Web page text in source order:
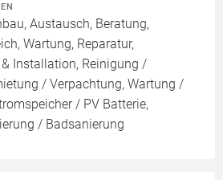
Austausch, Beratung,
Wartung, Reparatur,
Installation, Reinigung /
/ Verpachtung, Wartung /
/ PV Batterie,
/ Badsanierung